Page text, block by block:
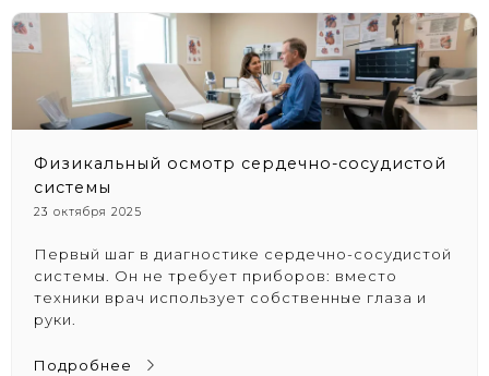
Физикальный осмотр сердечно-сосудистой
системы
23 октября 2025
Первый шаг в диагностике сердечно-сосудистой
системы. Он не требует приборов: вместо
техники врач использует собственные глаза и
руки.
Подробнее